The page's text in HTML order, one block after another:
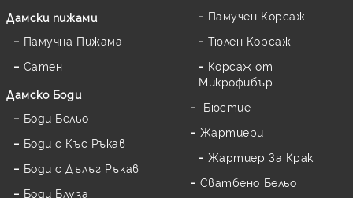
Дамски пижами
Памучна Пижама
Сатен
Дамскo Боди
Боди Бельо
Боди с Къс Ръкав
Боди с Дълъг Ръкав
Боди Блуза
Памучен Корсаж
Тюлен Корсаж
Корсаж от
Микрофибър
Бюстие
Жартиери
Жартиер За Крак
Сватбено Бельо